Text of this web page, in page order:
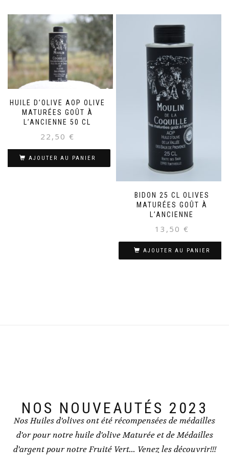
HUILE D’OLIVE AOP OLIVE
MATURÉES GOÛT À
L’ANCIENNE 50 CL
22,50 €
AJOUTER AU PANIER
BIDON 25 CL OLIVES
MATURÉES GOÛT À
L’ANCIENNE
13,50 €
AJOUTER AU PANIER
NOS NOUVEAUTÉS 2023
Nos Huiles d'olives ont été récompensées de médailles
d'or pour notre huile d'olive Maturée et de Médailles
d'argent pour notre Fruité Vert... Venez les découvrir!!!